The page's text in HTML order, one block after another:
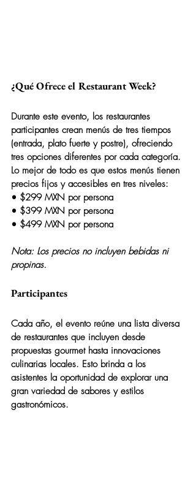
¿Qué Ofrece el Restaurant Week?
Durante este evento, los restaurantes
participantes crean menús de tres tiempos
(entrada, plato fuerte y postre), ofreciendo
tres opciones diferentes por cada categoría.
Lo mejor de todo es que estos menús tienen
precios fijos y accesibles en tres niveles:
• $299 MXN por persona
• $399 MXN por persona
• $499 MXN por persona
Nota: Los precios no incluyen bebidas ni
propinas.
Participantes
Cada año, el evento reúne una lista diversa
de restaurantes que incluyen desde
propuestas gourmet hasta innovaciones
culinarias locales. Esto brinda a los
asistentes la oportunidad de explorar una
gran variedad de sabores y estilos
gastronómicos.